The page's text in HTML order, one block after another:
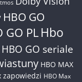
HBO GO
GO PL Hbo
HBO GO seriale
HBO MAX
zapowiedzi HBO Max